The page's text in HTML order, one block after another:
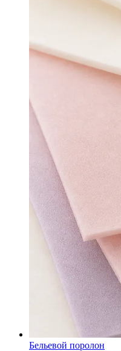
Бельевой поролон